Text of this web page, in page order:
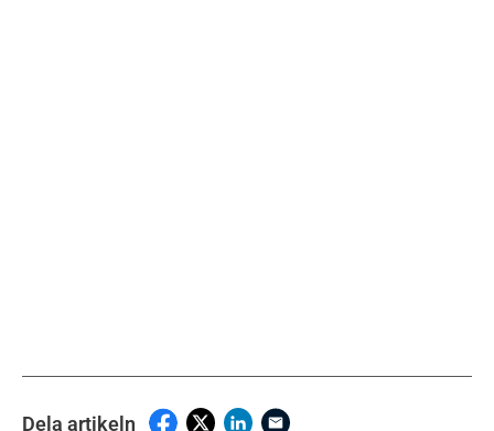
Dela artikeln